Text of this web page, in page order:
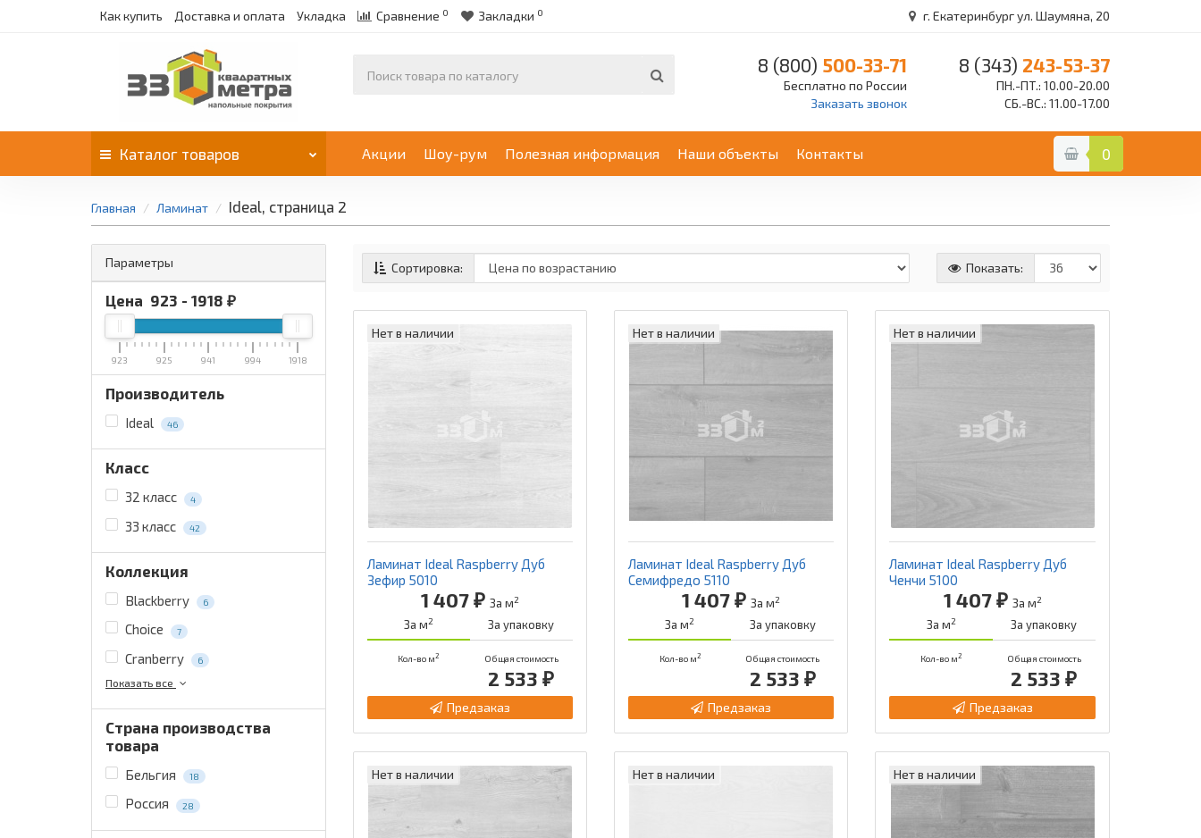
Как купить Доставка и оплата Укладка Сравнение 0 Закладки 0 г. Екатеринбург ул. Шаумяна, 20
8 (800) 500-33-71
Бесплатно по России
Заказать звонок
8 (343) 243-53-37
ПН.-ПТ.: 10.00-20.00
СБ.-ВС.: 11.00-17.00
Каталог товаров Акции Шоу-рум Полезная информация Наши объекты Контакты 0
Главная Ламинат Ideal, страница 2
Параметры
Цена 923 - 1918 ₽
923 925 941 994 1918
Производитель
Ideal 46
Класс
32 класс 4
33 класс 42
Коллекция
Blackberry 6
Choice 7
Cranberry 6
Показать все
Страна производства
товара
Бельгия 18
Россия 28
Сортировка: Показать:
Нет в наличии
Ламинат Ideal Raspberry Дуб
Зефир 5010
1 407 ₽ За м2
За м2 За упаковку
Кол-во м2 Общая стоимость
2 533 ₽
Предзаказ
Нет в наличии
Ламинат Ideal Raspberry Дуб
Семифредо 5110
1 407 ₽За м2
За м2 За упаковку
Кол-во м2 Общая стоимость
2 533 ₽
Предзаказ
Нет в наличии
Ламинат Ideal Raspberry Дуб
Ченчи 5100
1 407 ₽ За м2
За м2 За упаковку
Кол-во м2 Общая стоимость
2 533 ₽
Предзаказ
Нет в наличии Нет в наличии Нет в наличии